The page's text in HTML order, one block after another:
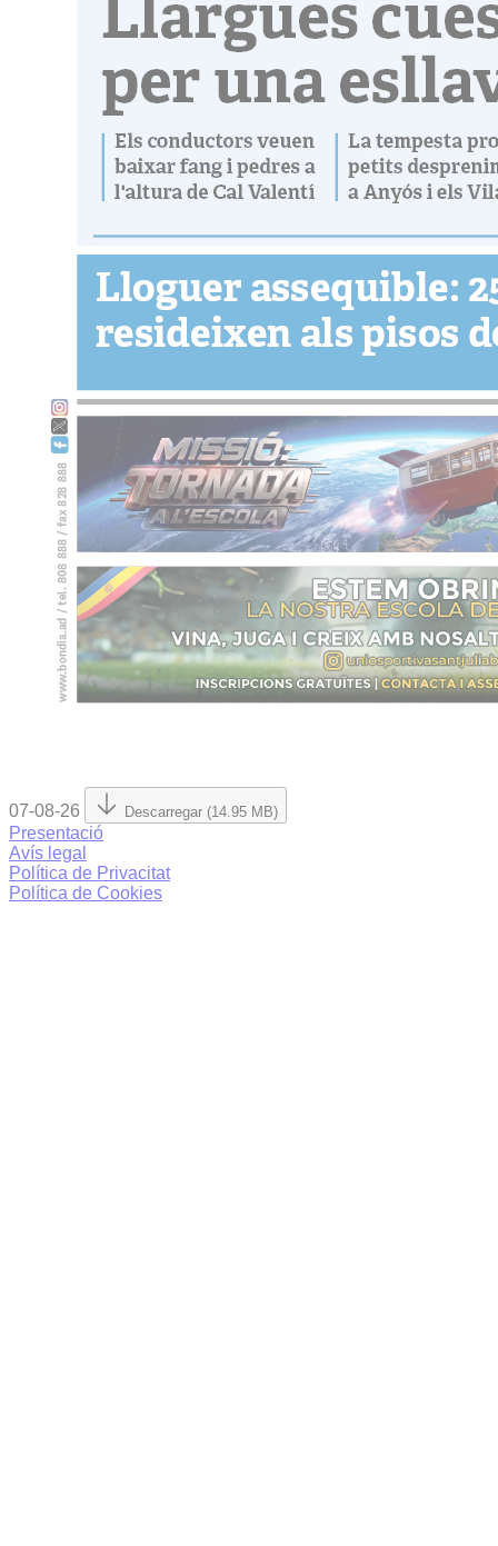
07-08-26 Descarregar (14.95 MB)
Presentació
Avís legal
Política de Privacitat
Política de Cookies